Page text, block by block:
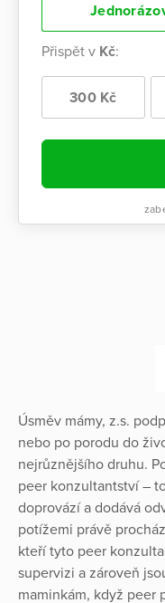
Přispět v Kč:
300 Kč
Úsměv mámy, z.s.
nebo po porodu do
nejrůznějšího druhu.
peer konzultantství –
doprovází a dodává
potížemi právě
kteří tyto peer
supervizi a zároveň
maminkám, když peer